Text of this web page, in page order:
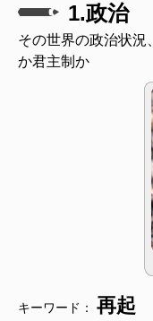
1.政治
その世界の政治状況
か君主制か
キーワード： 再起